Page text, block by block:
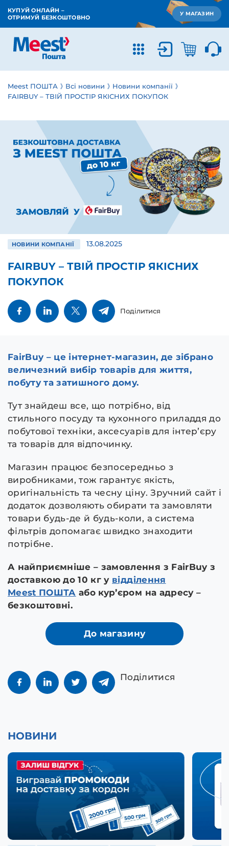
КУПУЙ ОНЛАЙН –
ОТРИМУЙ БЕЗКОШТОВНО
У МАГАЗИН
Meest ПОШТА Всі новини
Новини компанії
FAIRBUY – ТВІЙ ПРОСТІР ЯКІСНИХ ПОКУПОК
НОВИНИ КОМПАНІЇ 13.08.2025
FAIRBUY – ТВІЙ ПРОСТІР ЯКІСНИХ
ПОКУПОК
Поділитися
FairBuy – це інтернет-магазин, де зібрано
величезний вибір товарів для життя,
побуту та затишного дому.
Тут знайдеш все, що потрібно, від
стильного посуду та кухонного приладдя до
побутової техніки, аксесуарів для інтер’єру
та товарів для відпочинку.
Магазин працює безпосередньо з
виробниками, тож гарантує якість,
оригінальність та чесну ціну. Зручний сайт і
додаток дозволяють обирати та замовляти
товари будь-де й будь-коли, а система
фільтрів допомагає швидко знаходити
потрібне.
А найприємніше – замовлення з FairBuy з
доставкою до 10 кг у відділення
Meest ПОШТА або кур’єром на адресу –
безкоштовні.
До магазину
Поділитися
НОВИНИ